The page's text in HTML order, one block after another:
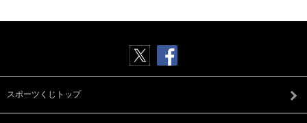
スポーツくじトップ